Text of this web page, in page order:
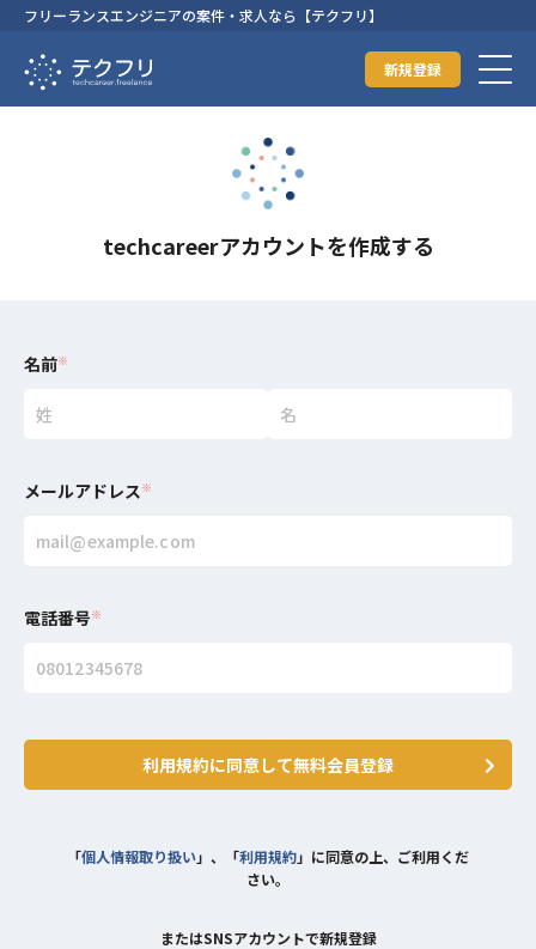
フリーランスエンジニアの案件・求人なら【テクフリ】
新規登録
techcareerアカウントを作成する
名前※
メールアドレス※
電話番号※
利用規約に同意して無料会員登録
「個人情報取り扱い」、「利用規約」に同意の上、ご利用くだ
さい。
またはSNSアカウントで新規登録